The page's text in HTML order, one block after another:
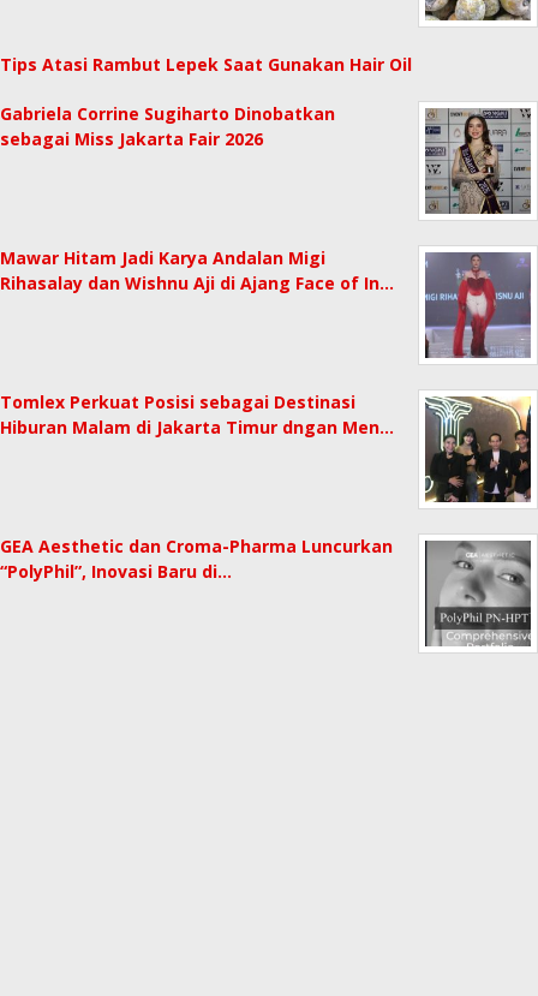
Tips Atasi Rambut Lepek Saat Gunakan Hair Oil
Gabriela Corrine Sugiharto Dinobatkan
sebagai Miss Jakarta Fair 2026
Mawar Hitam Jadi Karya Andalan Migi
Rihasalay dan Wishnu Aji di Ajang Face of In…
Tomlex Perkuat Posisi sebagai Destinasi
Hiburan Malam di Jakarta Timur dngan Men…
GEA Aesthetic dan Croma-Pharma Luncurkan
“PolyPhil”, Inovasi Baru di…